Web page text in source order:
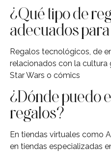
¿Qué tipo de
adecuados
Regalos tecnológicos, de
relacionados con la
Star Wars o cómics
¿Dónde puedo
regalos?
En tiendas virtuales como
en tiendas especializadas